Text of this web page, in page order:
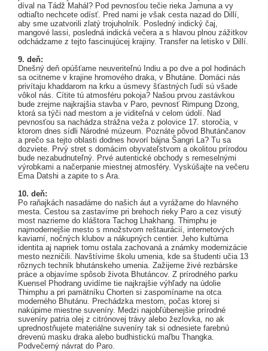
díval na Tádž Mahál? Pod pevnosťou tečie rieka Jamuna a vy
odtiaľto nechcete odísť. Pred nami je však cesta nazad do Dillí,
aby sme uzatvorili zlatý trojuholník. Posledný indický čaj,
mangové lassi, posledná indická večera a s hlavou plnou zážitkov
odchádzame z tejto fascinujúcej krajiny. Transfer na letisko v Dillí.
9. deň:
Dnešný deň opúšťame neuveriteľnú Indiu a po dve a pol hodinách
sa ocitneme v krajine hromového draka, v Bhutáne. Domáci nás
privítaju khaddarom na krku a úsmevy šťastných ľudí sú všade
vôkol nás. Cítite tú atmosféru pokoja? Našou prvou zastávkou
bude zrejme najkrajšia stavba v Paro, pevnosť Rimpung Dzong,
ktorá sa týči nad mestom a je viditeľná v celom údolí. Nad
pevnosťou sa nachádza strážna veža z polovice 17. storočia, v
ktorom dnes sídli Národné múzeum. Poznáte pôvod Bhutánčanov
a prečo sa tejto oblasti dodnes hovorí bájna Šangri La? Tu sa
dozviete. Prvý stret s domácim obyvateľstvom a okolitou prírodou
bude nezabudnuteľný. Prvé autentické obchody s remeselnými
výrobkami a načerpanie miestnej atmosféry. Vyskúšajte na večeru
Ema Datshi a zapite to s Ara.
10. deň:
Po raňajkách nasadáme do našich áut a vyrážame do hlavného
mesta. Cestou sa zastavíme pri brehoch rieky Paro a cez visutý
most nazrieme do kláštora Tachog Lhakhang. Thimphu je
najmodernejšie mesto s množstvom reštaurácií, internetových
kaviarní, nočných klubov a nákupných centier. Jeho kultúrna
identita aj napriek tomu ostala zachovaná a známky modernizácie
mesto nezničili. Navštívime školu umenia, kde sa študenti učia 13
rôznych techník bhutánskeho umenia. Zažijeme živé rezbárske
práce a objavíme spôsob života Bhutáncov. Z prírodného parku
Kuensel Phodrang uvidíme tie najkrajšie výhľady na údolie
Thimphu a pri pamätníku Chorten si zaspomíname na otca
moderného Bhutánu. Prechádzka mestom, počas ktorej si
nakúpime miestne suveníry. Medzi najobľúbenejšie prírodné
suveníry patria olej z citrónovej trávy alebo žezlovka, no ak
uprednostňujete materiálne suveníry tak si odnesiete farebnú
drevenú masku draka alebo budhistickú maľbu Thangka.
Podvečerný návrat do Paro.